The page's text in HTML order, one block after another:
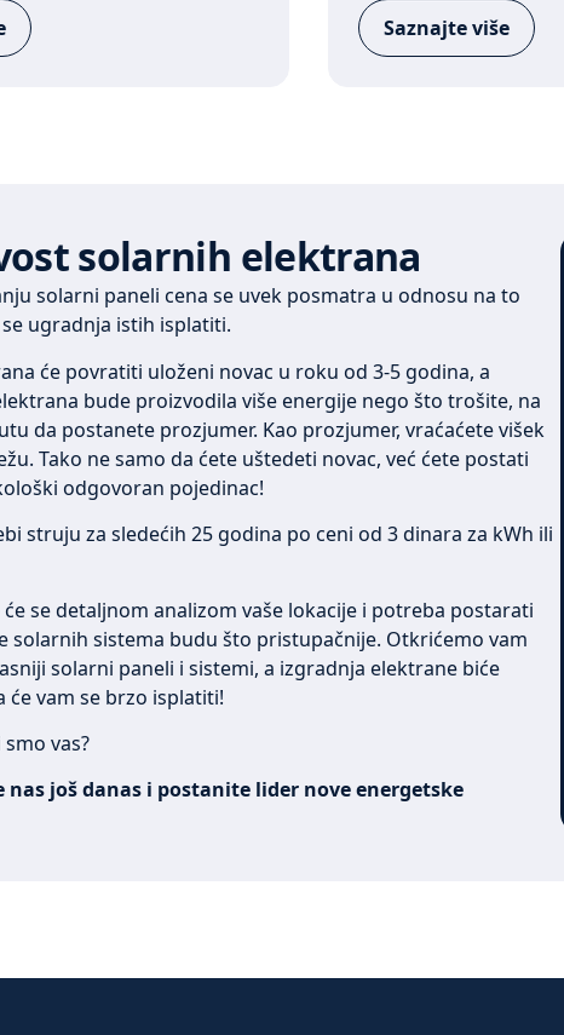
Saznajte više
solarnih elektrana
solarni paneli cena se uvek posmatra u odnosu na to
ugradnja istih isplatiti.
će povratiti uloženi novac u roku od 3-5 godina, a
bude proizvodila više energije nego što trošite, na
da postanete prozjumer. Kao prozjumer, vraćaćete višek
Tako ne samo da ćete uštedeti novac, već ćete postati
odgovoran pojedinac!
struju za sledećih 25 godina po ceni od 3 dinara za kWh ili
će se detaljnom analizom vaše lokacije i potreba postarati
solarnih sistema budu što pristupačnije. Otkrićemo vam
solarni paneli i sistemi, a izgradnja elektrane biće
će vam se brzo isplatiti!
vas?
još danas i postanite lider nove energetske